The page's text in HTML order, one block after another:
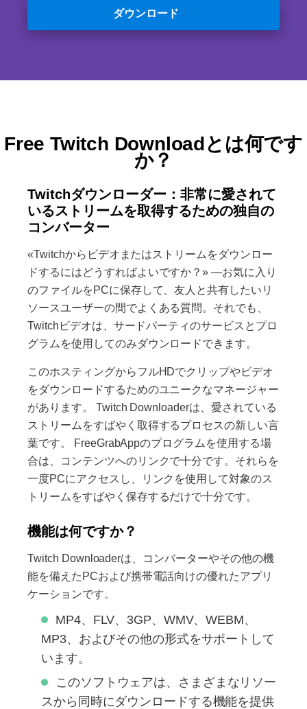
ダウンロード
Free Twitch Downloadとは何です
か？
Twitchダウンローダー：非常に愛されて
いるストリームを取得するための独自の
コンバーター
«Twitchからビデオまたはストリームをダウンロー
ドするにはどうすればよいですか？» —お気に入り
のファイルをPCに保存して、友人と共有したいリ
ソースユーザーの間でよくある質問。それでも、
Twitchビデオは、サードパーティのサービスとプロ
グラムを使用してのみダウンロードできます。
このホスティングからフルHDでクリップやビデオ
をダウンロードするためのユニークなマネージャー
があります。 Twitch Downloaderは、愛されている
ストリームをすばやく取得するプロセスの新しい言
葉です。 FreeGrabAppのプログラムを使用する場
合は、コンテンツへのリンクで十分です。それらを
一度PCにアクセスし、リンクを使用して対象のス
トリームをすばやく保存するだけで十分です。
機能は何ですか？
Twitch Downloaderは、コンバーターやその他の機
能を備えたPCおよび携帯電話向けの優れたアプリ
ケーションです。
MP4、FLV、3GP、WMV、WEBM、
MP3、およびその他の形式をサポートして
います。
このソフトウェアは、さまざまなリソー
スから同時にダウンロードする機能を提供